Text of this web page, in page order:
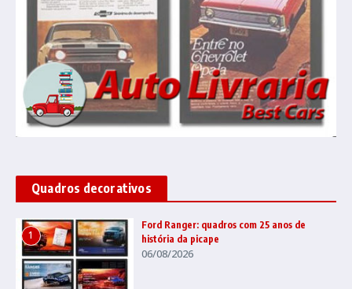
Quadros decorativos
1
Ford Ranger: quadros com 25 anos de
história da picape
06/08/2026